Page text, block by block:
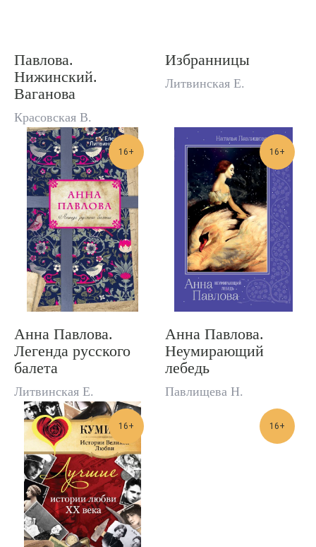
Павлова.
Нижинский.
Ваганова
Красовская В.
Избранницы
Литвинская Е.
16+
Анна Павлова.
Легенда русского
балета
Литвинская Е.
16+
Анна Павлова.
Неумирающий
лебедь
Павлищева Н.
16+ 16+